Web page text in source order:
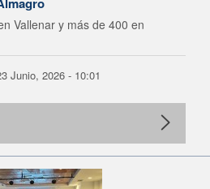
Vallenar y más de 400 en
Junio, 2026 - 10:01